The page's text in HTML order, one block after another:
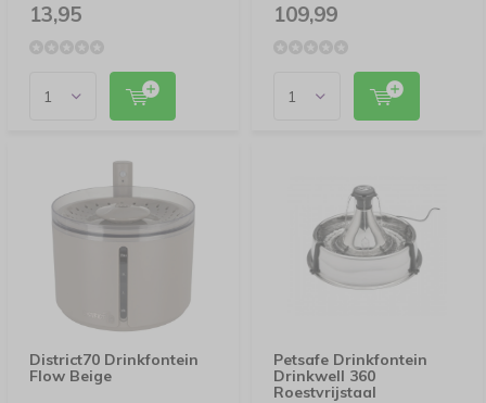
13,95 109,99
District70 Drinkfontein
Flow Beige
Petsafe Drinkfontein
Drinkwell 360
Roestvrijstaal